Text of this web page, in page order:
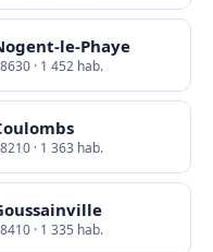
le-Phaye
· 1 452 hab.
· 1 363 hab.
· 1 335 hab.